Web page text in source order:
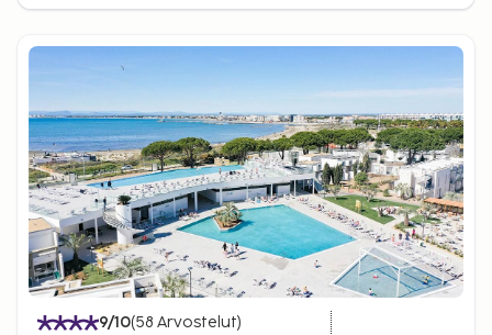
9/10(58 Arvostelut)